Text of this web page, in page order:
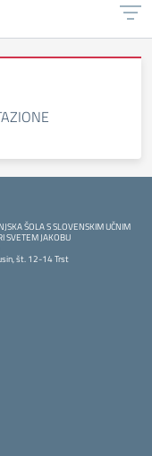
ŠOLA S SLOVENSKIM UČNIM
SVETEM JAKOBU
št. 12-14 Trst
iniziale della scuola